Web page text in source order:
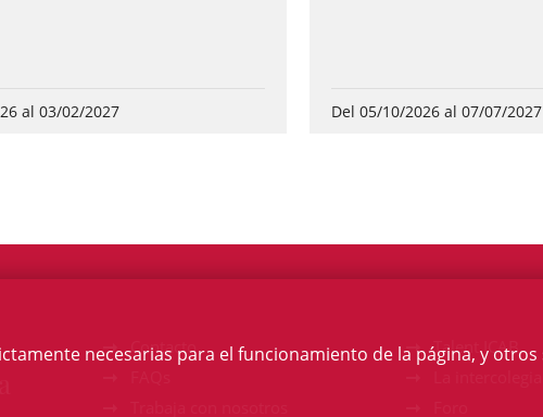
al 03/02/2027 Del 05/10/2026 al 07/07/2027
Contacto
Talent ICAB
necesarias para el funcionamiento de la página, y